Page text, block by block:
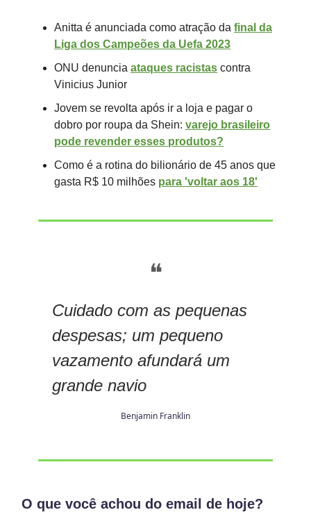
Anitta é anunciada como atração da final da
Liga dos Campeões da Uefa 2023
ONU denuncia ataques racistas contra
Vinicius Junior
Jovem se revolta após ir a loja e pagar o
dobro por roupa da Shein: varejo brasileiro
pode revender esses produtos?
Como é a rotina do bilionário de 45 anos que
gasta R$ 10 milhões para 'voltar aos 18'
❝
Cuidado com as pequenas
despesas; um pequeno
vazamento afundará um
grande navio
Benjamin Franklin
O que você achou do email de hoje?